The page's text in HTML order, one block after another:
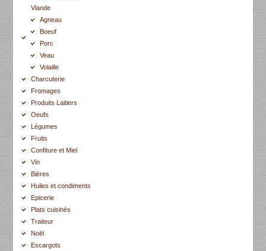
Viande
Agneau
Boeuf
Porc
Veau
Volaille
Charcuterie
Fromages
Produits Laitiers
Oeufs
Légumes
Fruits
Confiture et Miel
Vin
Bières
Huiles et condiments
Epicerie
Plats cuisinés
Traiteur
Noël
Escargots